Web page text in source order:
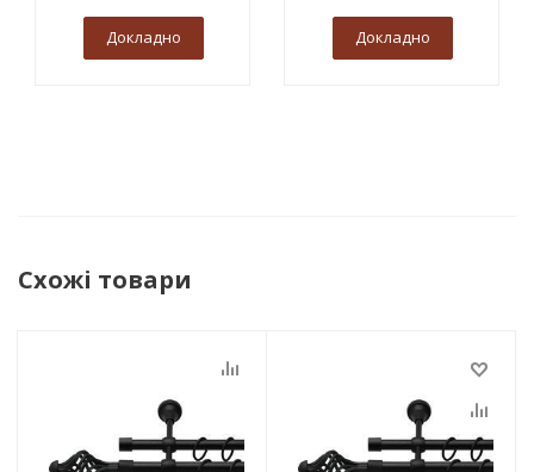
Докладно Докладно
Схожі товари